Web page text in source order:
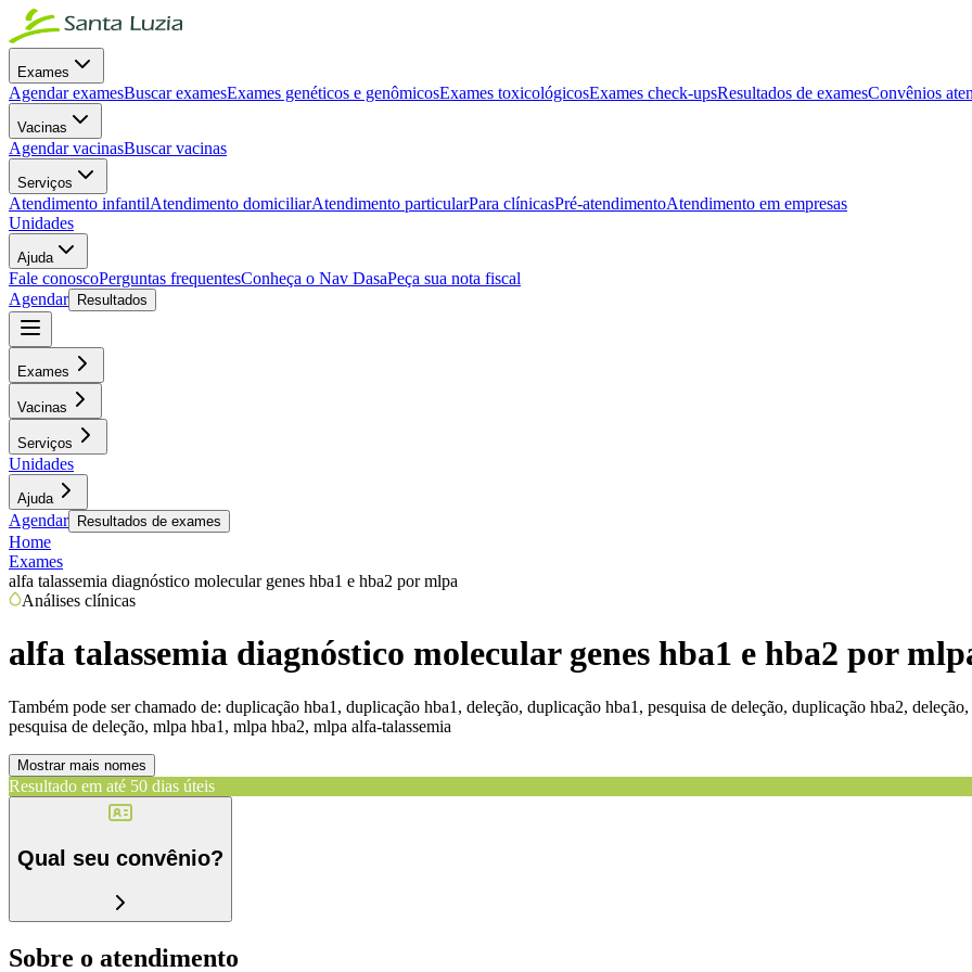
Exames
Agendar examesBuscar examesExames genéticos e genômicosExames toxicológicosExames check-upsResultados de examesConvênios
Vacinas
Agendar vacinasBuscar vacinas
Serviços
Atendimento infantilAtendimento domiciliarAtendimento particularPara clínicasPré-atendimentoAtendimento em empresas
Unidades
Ajuda
Fale conoscoPerguntas frequentesConheça o Nav DasaPeça sua nota fiscal
Agendar
Resultados
Exames
Vacinas
Serviços
Unidades
Ajuda
Agendar Resultados de exames
Home
Exames
alfa talassemia diagnóstico molecular genes hba1 e hba2 por mlpa
Análises clínicas
alfa talassemia diagnóstico molecular genes hba1 e hba2 por
Também pode ser chamado de: duplicação hba1, duplicação hba1, deleção, duplicação hba1, pesquisa de deleção, duplicação hba2,
pesquisa de deleção, mlpa hba1, mlpa hba2, mlpa alfa-talassemia
Mostrar mais nomes
Resultado em até 50 dias úteis
Qual seu convênio?
Sobre o atendimento